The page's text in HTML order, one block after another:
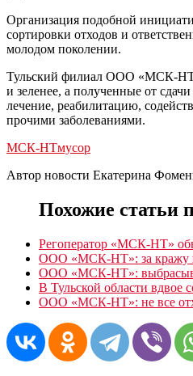
Организация подобной
сортировки отходов и
молодом поколении.
Тульский филиал ООО «МСК-НТ»
и зеленее, а полученные от
лечение, реабилитацию,
прочими заболеваниями.
МСК-НТмусор
Автор новости Екатерина
Похожие статьи
Регоператор «МСК-НТ»
ООО «МСК-НТ»: за кражу
ООО «МСК-НТ»:
В Тульской области вдвое
ООО «МСК-НТ»: не все